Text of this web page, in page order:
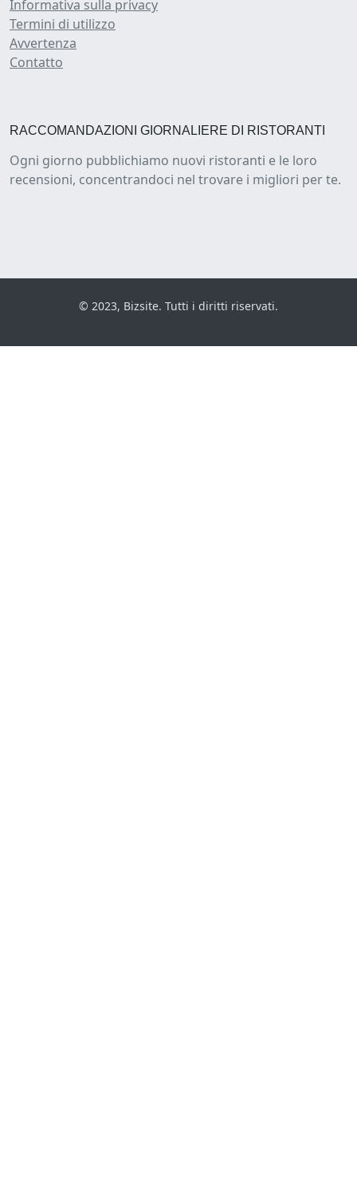
Informativa sulla privacy
Termini di utilizzo
Avvertenza
Contatto
RACCOMANDAZIONI GIORNALIERE DI RISTORANTI
Ogni giorno pubblichiamo nuovi ristoranti e le loro
recensioni, concentrandoci nel trovare i migliori per te.
© 2023, Bizsite. Tutti i diritti riservati.